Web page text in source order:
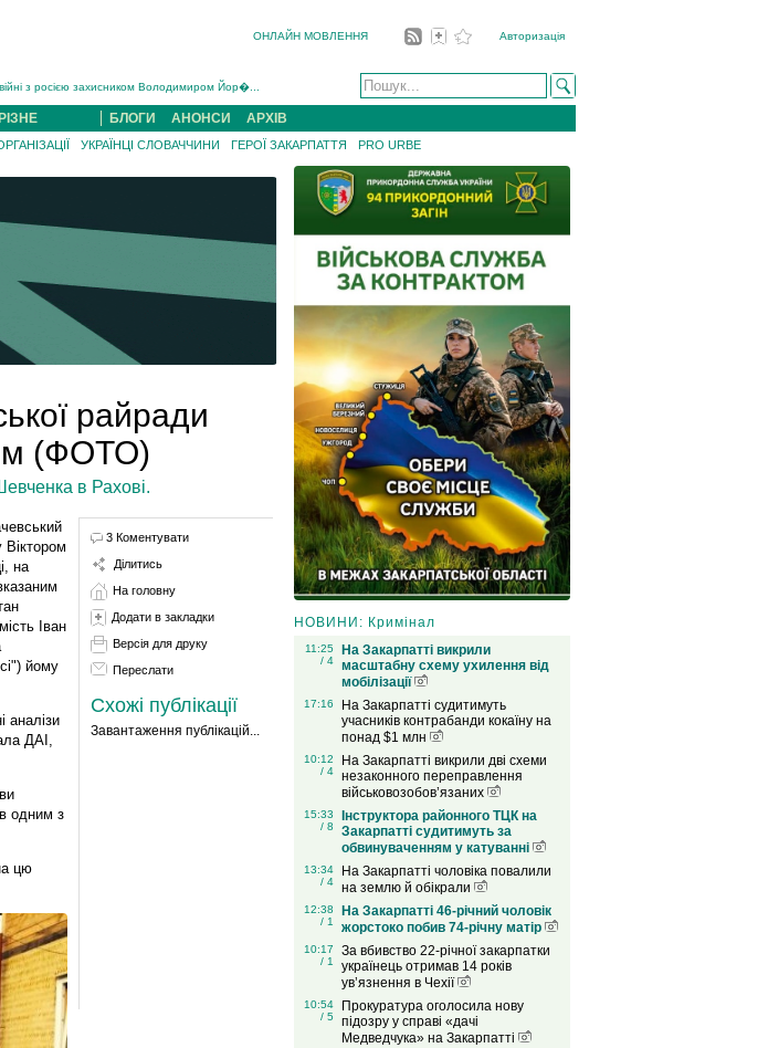
ОНЛАЙН МОВЛЕННЯ Авторизація
з росією захисником Володимиром Йор�...
Богданом Югасом, який два роки �...
на Хустщині Юліана Гербея (ФОТО)[/gree...
Ігнат Роздяловський (ФОТО)...
авто постраждали 13 людей (ФОТО)...
за обвинувачен...
РІЗНЕ БЛОГИ АНОНСИ АРХІВ
УКРАЇНЦІ СЛОВАЧЧИНИ ГЕРОЇ ЗАКАРПАТТЯ PRO URBE
райради
(ФОТО)
в Рахові.
Віктором
на
Іван
йому
аналізи
ДАІ,
одним з
цю
3 Коментувати
Ділитись
На головну
Додати в закладки
Версія для друку
Переслати
Схожі публікації
Завантаження публікацій...
НОВИНИ: Кримінал
11:25
/ 4
На Закарпатті викрили
масштабну схему ухилення від
мобілізації
17:16
На Закарпатті судитимуть
учасників контрабанди кокаїну на
понад $1 млн
10:12
/ 4
На Закарпатті викрили дві схеми
незаконного переправлення
військовозобов’язаних
15:33
/ 8
Інструктора районного ТЦК на
Закарпатті судитимуть за
обвинуваченням у катуванні
13:34
/ 4
На Закарпатті чоловіка повалили
на землю й обікрали
12:38
/ 1
На Закарпатті 46-річний чоловік
жорстоко побив 74-річну матір
10:17
/ 1
За вбивство 22-річної закарпатки
українець отримав 14 років
ув’язнення в Чехії
10:54
/ 5
Прокуратура оголосила нову
підозру у справі «дачі
Медведчука» на Закарпатті